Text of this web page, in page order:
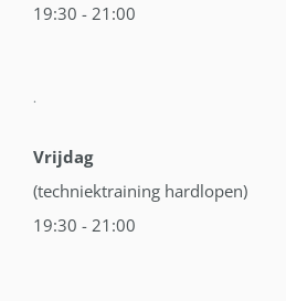
19:30 - 21:00
.
Vrijdag
(techniektraining hardlopen)
19:30 - 21:00